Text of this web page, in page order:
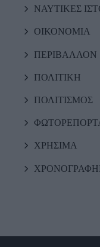
ΝΑΥΤΙΚΕΣ
ΟΙΚΟΝΟΜΙΑ
ΠΕΡΙΒΑΛΛΟΝ
ΠΟΛΙΤΙΚΗ
ΠΟΛΙΤΙΣΜΟΣ
ΧΡΗΣΙΜΑ